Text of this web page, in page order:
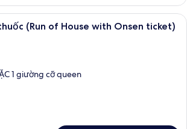
Chăn bông, két bảo mật tại phòng,
(Run of House with Onsen ticket)
1 giường cỡ queen